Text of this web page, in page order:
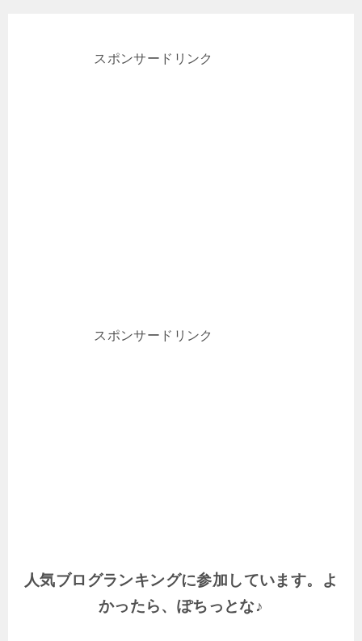
スポンサードリンク
スポンサードリンク
人気ブログランキングに参加しています。よ
かったら、ぽちっとな♪